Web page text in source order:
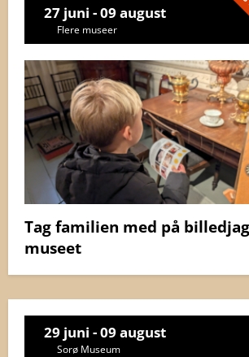
27 juni - 09 august
Flere museer
Tag familien med på
museet
29 juni - 09 august
Sorø Museum